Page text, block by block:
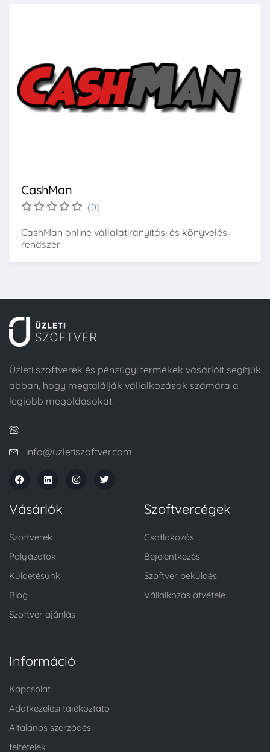
CashMan
(0)
CashMan online vállalatirányítási és könyvelés
rendszer.
Üzleti szoftverek és pénzügyi termékek vásárlóit segítjük
abban, hogy megtalálják vállalkozások számára a
legjobb megoldásokat.
info@uzletiszoftver.com
Vásárlók
Szoftverek
Pályázatok
Küldetésünk
Blog
Szoftver ajánlás
Szoftvercégek
Csatlakozás
Bejelentkezés
Szoftver beküldés
Vállalkozás átvétele
Információ
Kapcsolat
Adatkezelési tájékoztató
Általános szerződési
feltételek